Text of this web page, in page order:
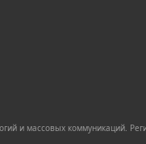
и массовых коммуникаций.